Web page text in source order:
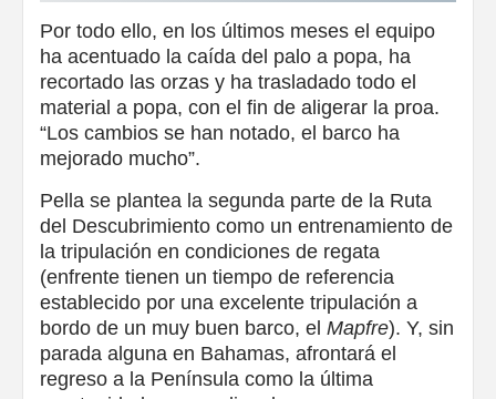
Por todo ello, en los últimos meses el equipo
ha acentuado la caída del palo a popa, ha
recortado las orzas y ha trasladado todo el
material a popa, con el fin de aligerar la proa.
“Los cambios se han notado, el barco ha
mejorado mucho”.
Pella se plantea la segunda parte de la Ruta
del Descubrimiento como un entrenamiento de
la tripulación en condiciones de regata
(enfrente tienen un tiempo de referencia
establecido por una excelente tripulación a
bordo de un muy buen barco, el Mapfre). Y, sin
parada alguna en Bahamas, afrontará el
regreso a la Península como la última